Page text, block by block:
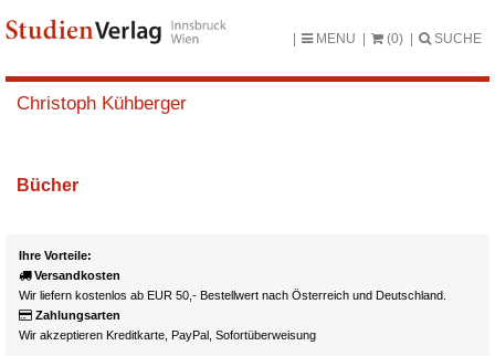
MENU (0) SUCHE
Christoph Kühberger
Bücher
Ihre Vorteile:
Versandkosten
Wir liefern kostenlos ab EUR 50,- Bestellwert nach Österreich und Deutschland.
Zahlungsarten
Wir akzeptieren Kreditkarte, PayPal, Sofortüberweisung